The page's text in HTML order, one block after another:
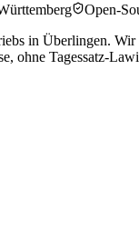
Open-
in Überlingen.
ohne Tagessatz-